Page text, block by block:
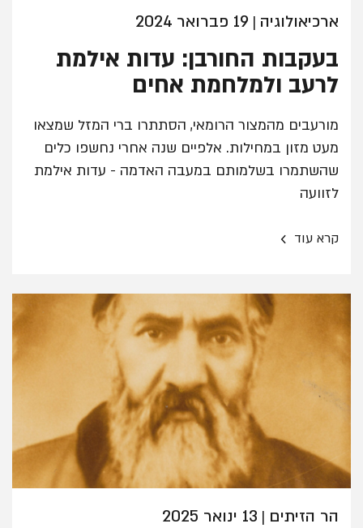
ארכיאולוגיה | 19 פברואר 2024
בעקבות החורבן: עדות אילמת
לרעב ולמלחמת אחים
מורעבים מהמצור הרומאי, הסתתרו ברי המזל שמצאו
מעט מזון במחילות. אלפיים שנה אחרי נחשפו כלים
שהשתמרו בשלמותם במעבה האדמה - עדות אילמת
לזוועה
קרא עוד ›
הר הזיתים | 13 ינואר 2025